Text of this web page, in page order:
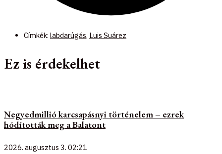
Címkék: labdarúgás, Luis Suárez
Ez is érdekelhet
Negyedmillió karcsapásnyi történelem – ezrek
hódították meg a Balatont
2026. augusztus 3. 02:21